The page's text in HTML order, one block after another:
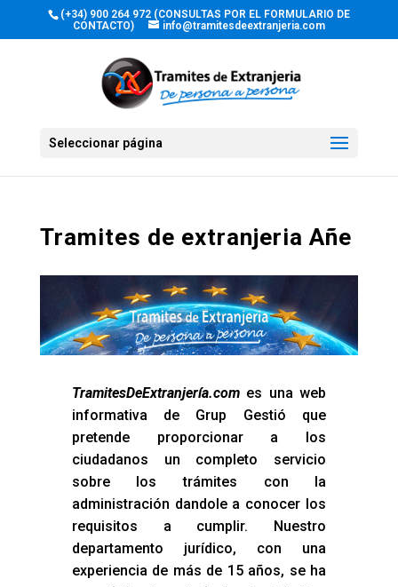
(+34) 900 264 972 (CONSULTAS POR EL FORMULARIO DE
CONTACTO)
info@tramitesdeextranjeria.com
Seleccionar página
Tramites de extranjeria Añe
TramitesDeExtranjería.comes una web
informativa de Grup Gestió que
pretende proporcionar a los
ciudadanos un completo servicio
sobre los trámites con la
administración dandole a conocer los
requisitos a cumplir. Nuestro
departamento jurídico, con una
experiencia de más de 15 años, se ha